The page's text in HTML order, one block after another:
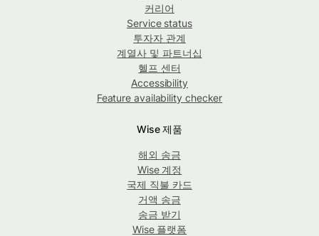
커리어
Service status
투자자 관계
계열사 및 파트너십
헬프 센터
Accessibility
Feature availability checker
Wise 제품
해외 송금
Wise 계정
국제 직불 카드
거액 송금
송금 받기
Wise 플랫폼